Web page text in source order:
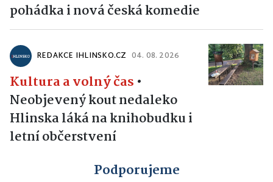
pohádka i nová česká komedie
REDAKCE IHLINSKO.CZ 04. 08. 2026
Kultura a volný čas •
Neobjevený kout nedaleko
Hlinska láká na knihobudku i
letní občerstvení
Podporujeme